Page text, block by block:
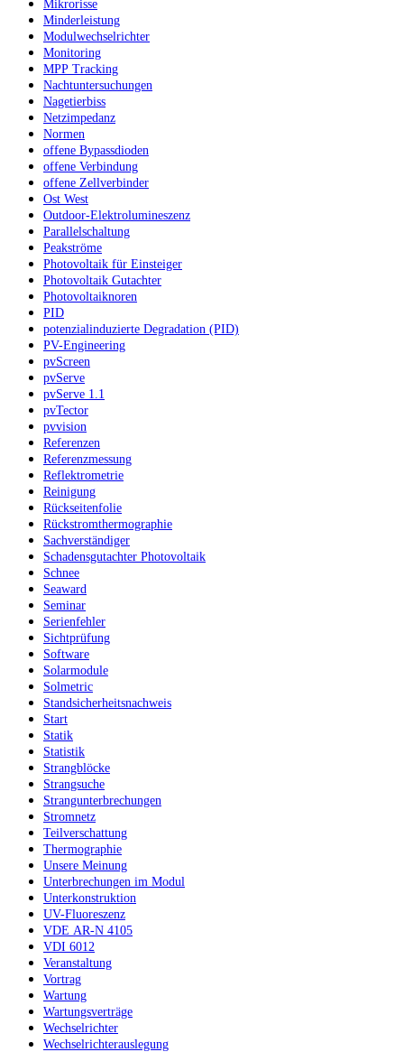
Mikrorisse
Minderleistung
Modulwechselrichter
Monitoring
MPP Tracking
Nachtuntersuchungen
Nagetierbiss
Netzimpedanz
Normen
offene Bypassdioden
offene Verbindung
offene Zellverbinder
Ost West
Outdoor-Elektrolumineszenz
Parallelschaltung
Peakströme
Photovoltaik für Einsteiger
Photovoltaik Gutachter
Photovoltaiknoren
PID
potenzialinduzierte Degradation (PID)
PV-Engineering
pvScreen
pvServe
pvServe 1.1
pvTector
pvvision
Referenzen
Referenzmessung
Reflektrometrie
Reinigung
Rückseitenfolie
Rückstromthermographie
Sachverständiger
Schadensgutachter Photovoltaik
Schnee
Seaward
Seminar
Serienfehler
Sichtprüfung
Software
Solarmodule
Solmetric
Standsicherheitsnachweis
Start
Statik
Statistik
Strangblöcke
Strangsuche
Strangunterbrechungen
Stromnetz
Teilverschattung
Thermographie
Unsere Meinung
Unterbrechungen im Modul
Unterkonstruktion
UV-Fluoreszenz
VDE AR-N 4105
VDI 6012
Veranstaltung
Vortrag
Wartung
Wartungsverträge
Wechselrichter
Wechselrichterauslegung